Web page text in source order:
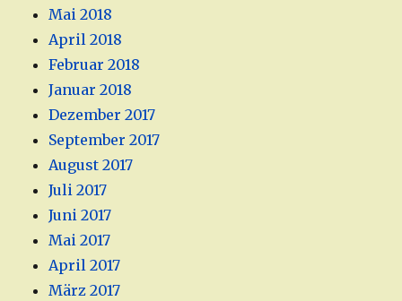
Mai 2018
April 2018
Februar 2018
Januar 2018
Dezember 2017
September 2017
August 2017
Juli 2017
Juni 2017
Mai 2017
April 2017
März 2017